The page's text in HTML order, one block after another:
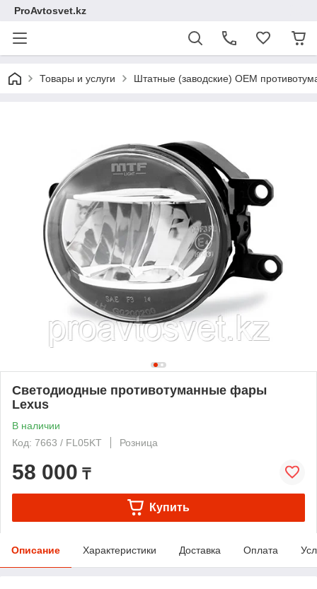
ProAvtosvet.kz
Товары и услуги Штатные (заводские) OEM
Светодиодные противотуманные фары
Lexus
В наличии
Код: 7663 / FL05KT
Розница
58 000 ₸
Купить
Описание Характеристики Доставка Оплата